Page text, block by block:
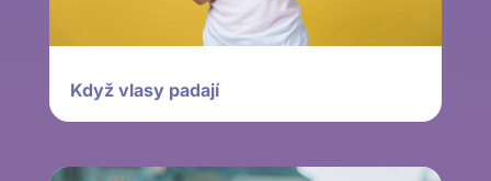
Když vlasy padají